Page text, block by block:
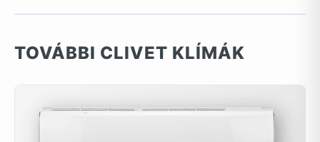
TOVÁBBI CLIVET KLÍMÁK